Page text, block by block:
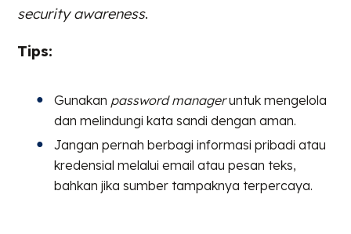
security awareness.
Tips:
Gunakan password manageruntuk mengelola
dan melindungi kata sandi dengan aman.
Jangan pernah berbagi informasi pribadi atau
kredensial melalui email atau pesan teks,
bahkan jika sumber tampaknya terpercaya.